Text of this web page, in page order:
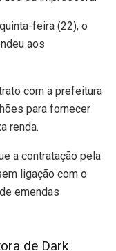
feira (22), o
aos
com a prefeitura
para fornecer
renda.
a contratação pela
ligação com o
emendas
de Dark